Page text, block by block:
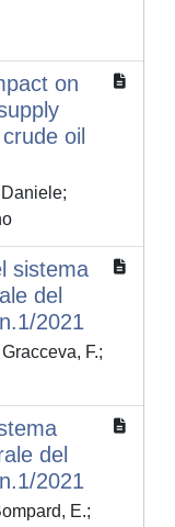
on
oil
sistema
del
2021
F.;
del
2021
E.;